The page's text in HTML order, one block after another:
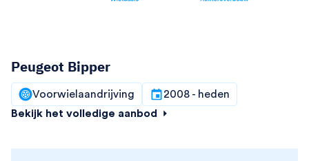
Peugeot Bipper
Voorwielaandrijving
2008 - heden
Bekijk het volledige aanbod